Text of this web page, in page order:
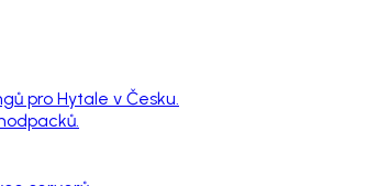
pro Hytale v Česku.